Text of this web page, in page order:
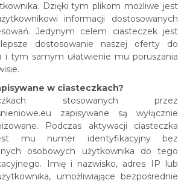
Dzięki tym plikom możliwe jest
informacji dostosowanych
Jedynym celem ciasteczek jest
dostosowanie naszej oferty do
i tym samym ułatwienie mu poruszania
w ciasteczkach?
stosowanych przez
zapisywane są wyłącznie
Podczas aktywacji ciasteczka
mu numer identyfikacyjny bez
osobowych użytkownika do tego
Imię i nazwisko, adres IP lub
umożliwiające bezpośrednie